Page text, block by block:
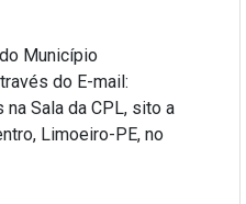
Município
do E-mail:
Sala da CPL, sito a
Limoeiro-PE, no